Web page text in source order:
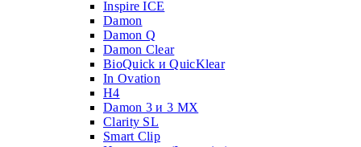
Inspire ICE
Damon
Damon Q
Damon Clear
BioQuick и QuicKlear
In Ovation
H4
Damon 3 и 3 MX
Clarity SL
Smart Clip